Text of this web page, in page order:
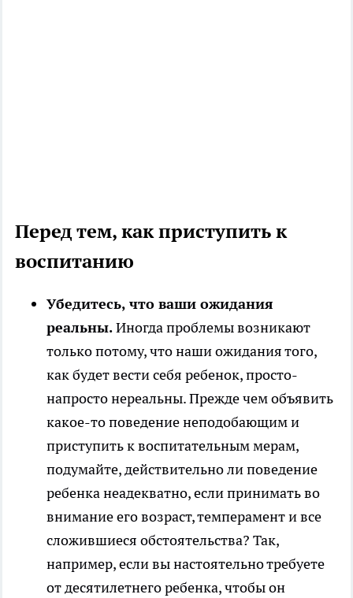
Перед тем, как приступить к
воспитанию
Убедитесь, что ваши ожидания
реальны.Иногда проблемы возникают
только потому, что наши ожидания того,
как будет вести себя ребенок, просто-
напросто нереальны. Прежде чем объявить
какое-то поведение неподобающим и
приступить к воспитательным мерам,
подумайте, действительно ли поведение
ребенка неадекватно, если принимать во
внимание его возраст, темперамент и все
сложившиеся обстоятельства? Так,
например, если вы настоятельно требуете
от десятилетнего ребенка, чтобы он